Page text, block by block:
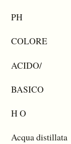
PH
COLORE
ACIDO/
BASICO
H O
Acqua distillata